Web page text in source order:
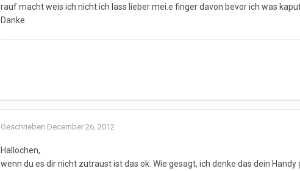
rauf macht weis ich nicht ich lass lieber mei.e finger davon bevor ich was
Danke.
Geschrieben December 26, 2012
Hallöchen,
wenn du es dir nicht zutraust ist das ok. Wie gesagt, ich denke das dein